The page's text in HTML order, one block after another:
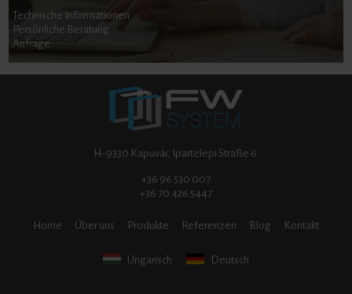
Technische Informationen
Persönliche Beratung
Anfrage
H-9330 Kapuvár, Ipartelepi Straße 6.
+36 96 530 007
+36 70 426 5447
Home Über uns Produkte Referenzen Blog Kontakt
Ungarisch Deutsch